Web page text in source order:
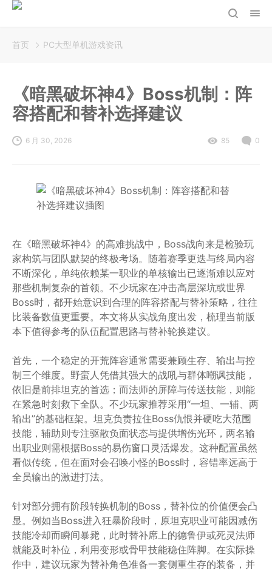
首页 PC大型单机游戏资讯
《暗黑破坏神4》Boss机制：阵
容搭配和替补选择建议
6 月 30, 2026 85 0
在《暗黑破坏神4》的高难挑战中，Boss战向来是检验玩
家构筑与团队默契的终极考场。随着赛季更迭与终局内容
不断深化，单纯依赖某一职业的单核输出已逐渐难以应对
那些机制复杂的首领。不少玩家在冲击高层深坑或世界
Boss时，都开始意识到合理的阵容搭配与替补策略，往往
比装备数值更重要。本文将从实战角度出发，梳理当前版
本下值得参考的队伍配置思路与替补轮换建议。
首先，一个稳定的开荒阵容通常需要兼顾生存、输出与控
制三个维度。野蛮人凭借其强大的战吼与群体嘲讽技能，
依旧是前排坦克的首选；而法师的屏障与传送技能，则能
在紧急时刻救下全队。不少玩家推荐采用“一坦、一辅、两
输出”的基础框架。坦克负责拉住Boss仇恨并硬吃大范围
技能，辅助则专注驱散负面状态与提供增伤光环，两名输
出职业则需根据Boss的易伤窗口灵活爆发。这种配置虽然
看似传统，但在面对会召唤小怪的Boss时，容错率远高于
全员输出的激进打法。
针对部分拥有阶段转换机制的Boss，替补位的价值便会凸
显。例如当Boss进入狂暴阶段时，原坦克职业可能因减伤
技能冷却而瞬间暴毙，此时替补席上的德鲁伊或死灵法师
就能及时补位，利用变形或骨甲技能稳住阵脚。在实际操
作中，建议玩家为替补角色准备一套侧重生存的装备，并